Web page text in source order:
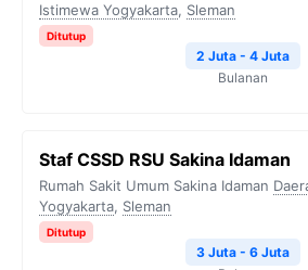
Istimewa Yogyakarta, Sleman
Ditutup
2 Juta - 4 Juta
Bulanan
Staf CSSD RSU Sakina Idaman
Rumah Sakit Umum Sakina Idaman
Yogyakarta, Sleman
Ditutup
3 Juta - 6 Juta